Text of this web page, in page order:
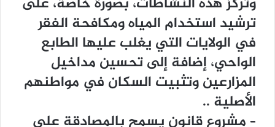
ﺗﺮﺷﻴﺪ ﺍﺳﺘﺨﺪﺍﻡ ﺍﻟﻤﻴﺎﻩ ﻭﻣﻜﺎﻓﺤﺔ ﺍﻟﻔﻘﺮ
ﻓﻲ ﺍﻟﻮﻻﻳﺎﺕ ﺍﻟﺘﻲ ﻳﻐﻠﺐ ﻋﻠﻴﻬﺎ ﺍﻟﻄﺎﺑﻊ
ﺍﻟﻮﺍﺣﻲ، ﺇﺿﺎﻓﺔ ﺇﻟﻰ ﺗﺤﺴﻴﻦ ﻣﺪﺍﺧﻴﻞ
ﺍﻟﻤﺰﺍﺭﻋﻴﻦ ﻭﺗﺜﺒﻴﺖ ﺍﻟﺴﻜﺎﻥ ﻓﻲ ﻣﻮﺍﻃﻨﻬﻢ
ﺍﻷﺻﻠﻴﺔ ..
– ﻣﺸﺮﻭﻉ ﻗﺎﻧﻮﻥ ﻳﺴﻤﺢ ﺑﺎﻟﻤﺼﺎﺩﻗﺔ ﻋﻠﻰ